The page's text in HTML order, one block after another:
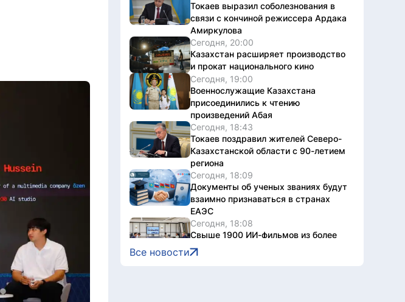
Токаев выразил соболезнования в
связи с кончиной режиссера Ардака
Амиркулова
Сегодня, 20:00
Казахстан расширяет производство
и прокат национального кино
Сегодня, 19:00
Военнослужащие Казахстана
присоединились к чтению
произведений Абая
Сегодня, 18:43
Токаев поздравил жителей Северо-
Казахстанской области с 90-летием
региона
Сегодня, 18:09
Документы об ученых званиях будут
взаимно признаваться в странах
ЕАЭС
Сегодня, 18:08
Свыше 1900 ИИ-фильмов из более
чем 90 стран поступило на Astana AI
Film Festival
Все новости